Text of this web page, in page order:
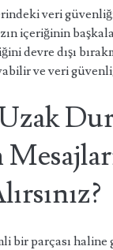
veri
içeriğinin
devre dışı
ve veri
bir parçası haline